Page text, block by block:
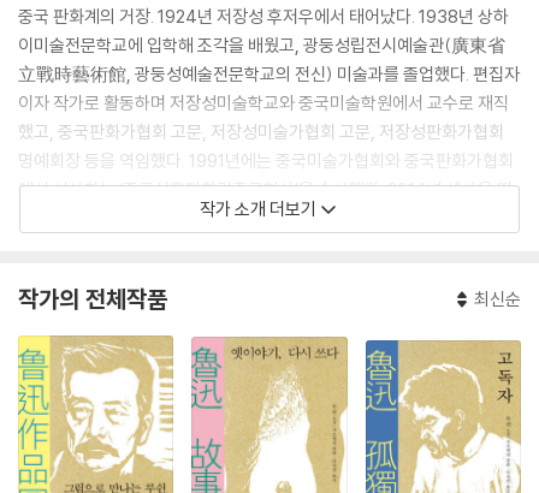
중국 판화계의 거장. 1924년 저장성 후저우에서 태어났다. 1938년 상하
이미술전문학교에 입학해 조각을 배웠고, 광둥성립전시예술관(廣東省
立戰時藝術館, 광둥성예술전문학교의 전신) 미술과를 졸업했다. 편집자
이자 작가로 활동하며 저장성미술학교와 중국미술학원에서 교수로 재직
했고, 중국판화가협회 고문, 저장성미술가협회 고문, 저장성판화가협회
명예회장 등을 역임했다. 1991년에는 중국미술가협회와 중국판화가협회
에서 시상하는 ‘중국신흥판화걸출공헌상’을 수상했다. 2014년 세상을 떠
났다. 작품으로 『나무를 진 사람(負木子)』 『루쉰 선생(魯迅先生)』 등이
작가 소개 더보기
작가의 전체작품 최신순